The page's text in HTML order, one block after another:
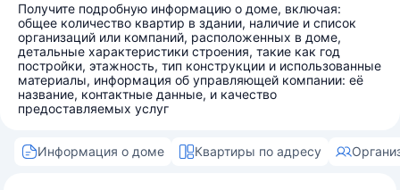
Получите подробную информацию о доме, включая:
общее количество квартир в здании, наличие и список
организаций или компаний, расположенных в доме,
детальные характеристики строения, такие как год
постройки, этажность, тип конструкции и использованные
материалы, информация об управляющей компании: её
название, контактные данные, и качество
предоставляемых услуг
Информация о доме Квартиры по адресу